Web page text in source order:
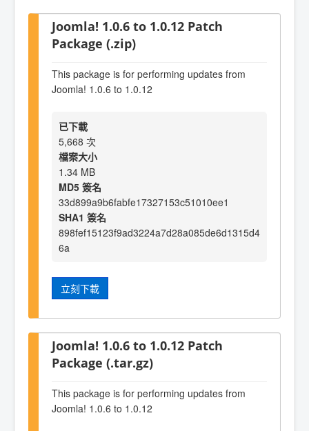
Joomla! 1.0.6 to 1.0.12 Patch
Package (.zip)
This package is for performing updates from
Joomla! 1.0.6 to 1.0.12
已下載
5,668 次
檔案大小
1.34 MB
MD5 簽名
33d899a9b6fabfe17327153c51010ee1
SHA1 簽名
898fef15123f9ad3224a7d28a085de6d1315d4
6a
立刻下載
Joomla! 1.0.6 to 1.0.12 Patch
Package (.tar.gz)
This package is for performing updates from
Joomla! 1.0.6 to 1.0.12